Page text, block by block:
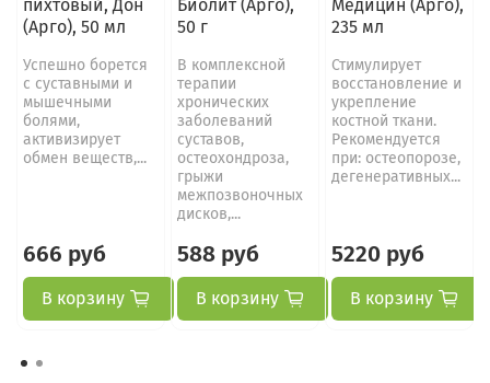
пихтовый, Дон
(Арго), 50 мл
Успешно борется
с суставными и
мышечными
болями,
активизирует
обмен веществ,...
666 руб
В корзину
Биолит (Арго),
50 г
В комплексной
терапии
хронических
заболеваний
суставов,
остеохондроза,
грыжи
межпозвоночных
дисков,...
588 руб
В корзину
Медицин (Арго),
235 мл
Стимулирует
восстановление и
укрепление
костной ткани.
Рекомендуется
при: остеопорозе,
дегенеративных...
5220 руб
В корзину